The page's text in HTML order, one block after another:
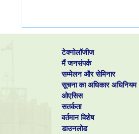
टेक्नोलॉजीज
मैं जनसंपर्क
सम्मेलन और सेमिनार
सूचना का अधिकार अधिनियम
ओएसिस
सतर्कता
वर्तमान विशेष
डाउनलोड